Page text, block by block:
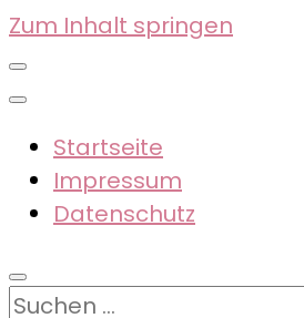
Zum Inhalt springen
Startseite
Impressum
Datenschutz
Suchen